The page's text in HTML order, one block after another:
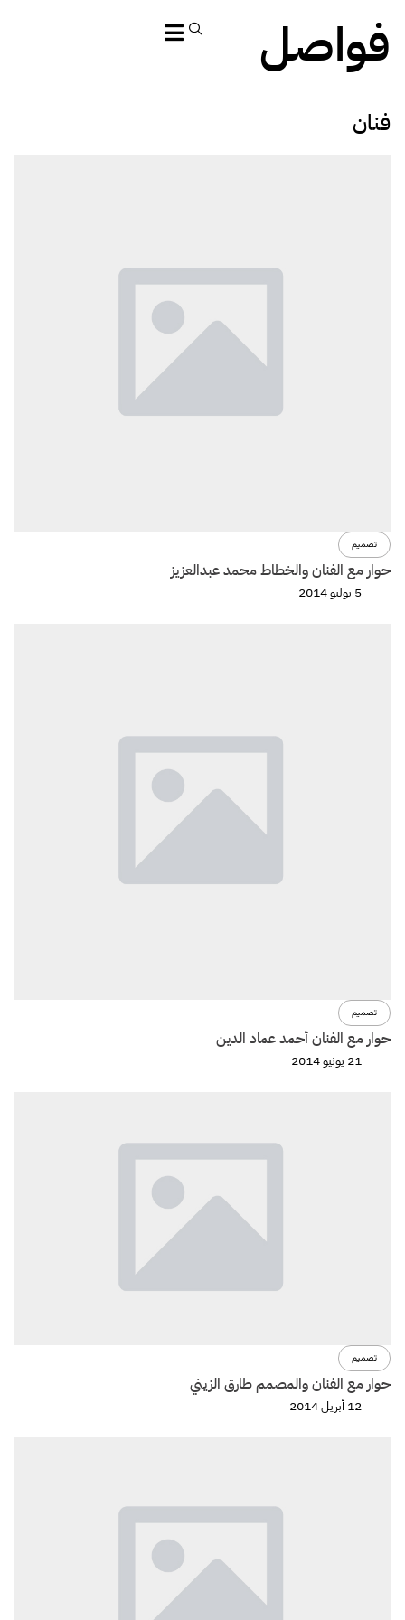
فواصل
فنان
تصميم
حوار مع الفنان والخطاط محمد عبدالعزيز
5 يوليو 2014
تصميم
حوار مع الفنان أحمد عماد الدين
21 يونيو 2014
تصميم
حوار مع الفنان والمصمم طارق الزيني
12 أبريل 2014